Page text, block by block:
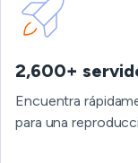
2,600+
Encuentra
para una